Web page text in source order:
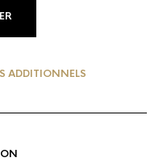
ADDITIONNELS